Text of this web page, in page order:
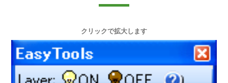
クリックで拡大します